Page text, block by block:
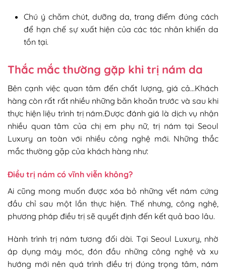
Chú ý chăm chút, dưỡng da, trang điểm đúng cách
để hạn chế sự xuất hiện của các tác nhân khiến da
tồn tại.
Thắc mắc thường gặp khi trị nám da
Bên cạnh việc quan tâm đến chất lượng, giá cả…Khách
hàng còn rất rất nhiều những băn khoăn trước và sau khi
thực hiện liệu trình trị nám.Được đánh giá là dịch vụ nhận
nhiều quan tâm của chị em phụ nữ, trị nám tại Seoul
Luxury an toàn với nhiều công nghệ mới. Những thắc
mắc thường gặp của khách hàng như:
Điều trị nám có vĩnh viễn không?
Ai cũng mong muốn được xóa bỏ những vết nám cứng
đầu chỉ sau một lần thực hiện. Thế nhưng, công nghệ,
phương pháp điều trị sẽ quyết định đến kết quả bao lâu.
Hành trình trị nám tương đối dài. Tại Seoul Luxury, nhờ
áp dụng máy móc, đón đầu những công nghệ và xu
hướng mới nên quá trình điều trị đúng trọng tâm, nám